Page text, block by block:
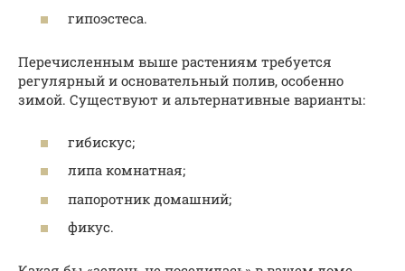
гипоэстеса.
Перечисленным выше растениям требуется
регулярный и основательный полив, особенно
зимой. Существуют и альтернативные варианты:
гибискус;
липа комнатная;
папоротник домашний;
фикус.